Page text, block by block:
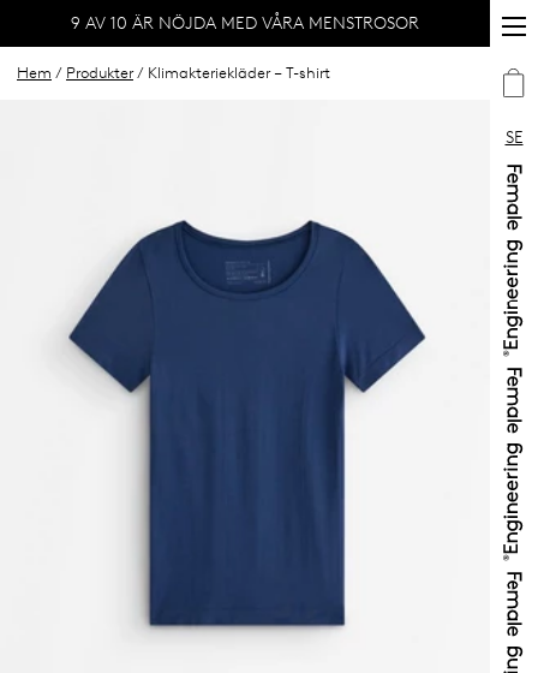
SE
9 AV 10 ÄR NÖJDA MED VÅRA MENSTROSOR
Hem / Produkter/ Klimakteriekläder – T-shirt